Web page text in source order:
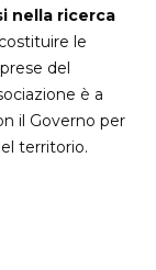
nella ricerca
le
del
è a
il Governo per
territorio.